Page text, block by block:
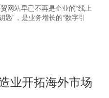
网站早已不再是企业的“线上
匙”，是业务增长的“数字引
业开拓海外市场